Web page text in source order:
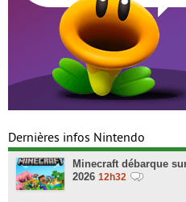
Dernières infos Nintendo
Minecraft débarque
2026 12h32